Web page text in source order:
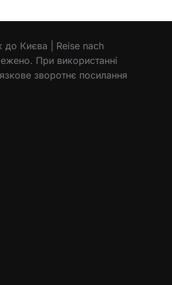
Києва | Reise nach
При використанні
зворотнє посилання